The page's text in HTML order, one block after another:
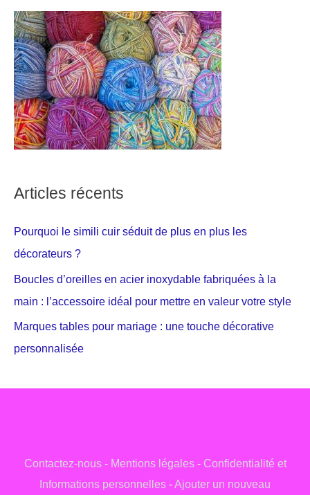
Articles récents
Pourquoi le simili cuir séduit de plus en plus les
décorateurs ?
Boucles d’oreilles en acier inoxydable fabriquées à la
main : l’accessoire idéal pour mettre en valeur votre style
Marques tables pour mariage : une touche décorative
personnalisée
Contactez-nous- Mentions légales- Confidentialité et
Informations personnelles - Ajouter un nouveau